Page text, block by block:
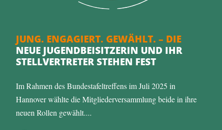
JUNG. ENGAGIERT. GEWÄHLT. – DIE
NEUE JUGENDBEISITZERIN UND IHR
STELLVERTRETER STEHEN FEST
Im Rahmen des Bundestafeltreffens im Juli 2025 in
Hannover wählte die Mitgliederversammlung beide in ihre
neuen Rollen gewählt....